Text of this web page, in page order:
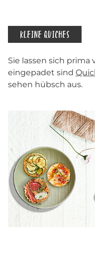
KLEINE QUICHES
Sie lassen sich prima
eingepadet sind
sehen hübsch aus.